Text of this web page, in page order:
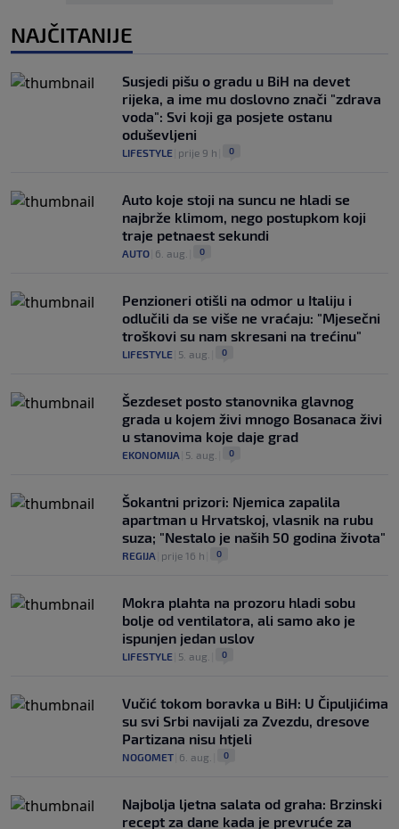
NAJČITANIJE
Susjedi pišu o gradu u BiH na devet
rijeka, a ime mu doslovno znači "zdrava
voda": Svi koji ga posjete ostanu
oduševljeni
LIFESTYLE prije 9 h 0
Auto koje stoji na suncu ne hladi se
najbrže klimom, nego postupkom koji
traje petnaest sekundi
AUTO 6. aug. 0
Penzioneri otišli na odmor u Italiju i
odlučili da se više ne vraćaju: "Mjesečni
troškovi su nam skresani na trećinu"
LIFESTYLE 5. aug. 0
Šezdeset posto stanovnika glavnog
grada u kojem živi mnogo Bosanaca živi
u stanovima koje daje grad
EKONOMIJA 5. aug. 0
Šokantni prizori: Njemica zapalila
apartman u Hrvatskoj, vlasnik na rubu
suza; "Nestalo je naših 50 godina života"
REGIJA prije 16 h 0
Mokra plahta na prozoru hladi sobu
bolje od ventilatora, ali samo ako je
ispunjen jedan uslov
LIFESTYLE 5. aug. 0
Vučić tokom boravka u BiH: U Čipuljićima
su svi Srbi navijali za Zvezdu, dresove
Partizana nisu htjeli
NOGOMET 6. aug. 0
Najbolja ljetna salata od graha: Brzinski
recept za dane kada je prevruće za